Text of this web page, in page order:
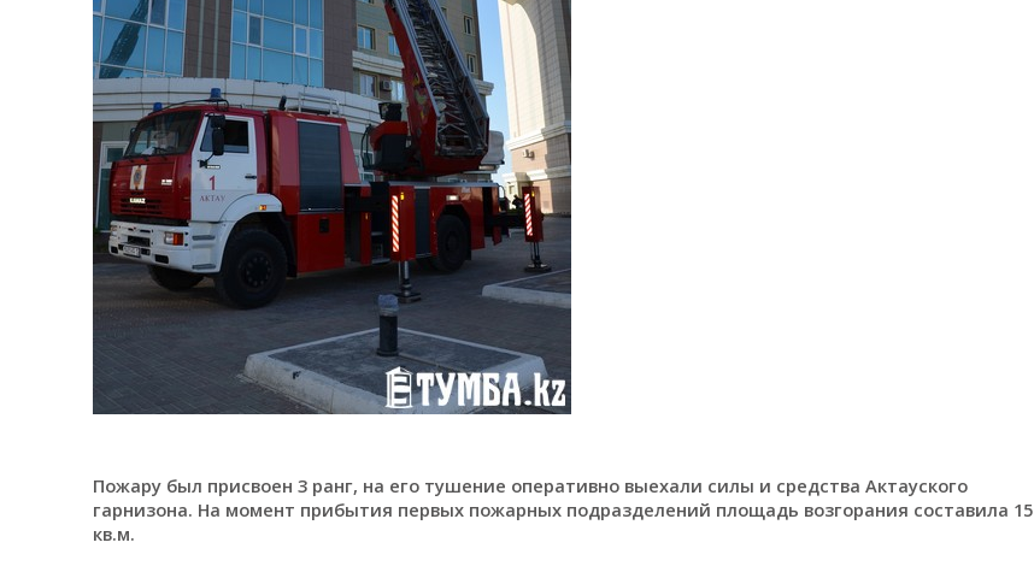
Пожару был присвоен 3 ранг, на его тушение оперативно выехали силы и средства Актауского
гарнизона. На момент прибытия первых пожарных подразделений площадь возгорания составила 15
кв.м.